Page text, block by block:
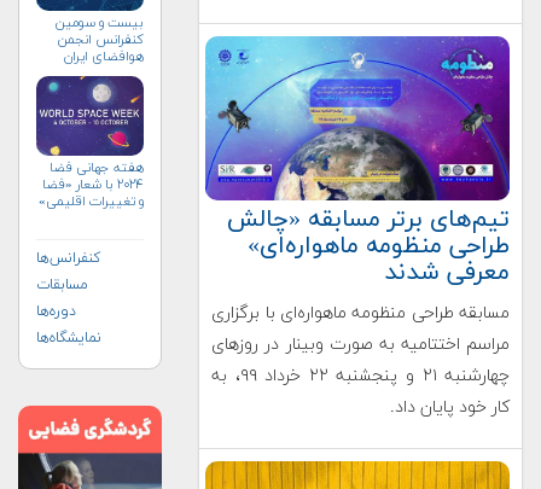
تیم‌های برتر مسابقه‌ «چالش
طراحی منظومه ماهواره‌ای»
معرفی شدند
مسابقه طراحی منظومه ماهواره‌ای با برگزاری
مراسم اختتامیه به صورت وبینار در روزهای
چهارشنبه ۲۱ و پنجشنبه ۲۲ خرداد ۹۹، به
کار خود پایان داد.
بیست و سومین
کنفرانس انجمن
هوافضای ايران
هفته جهانی فضا
۲۰۲۴ با شعار «فضا
و تغییرات اقلیمی»
کنفرانس‌ها
مسابقات
دوره‌ها
نمایشگاه‌ها